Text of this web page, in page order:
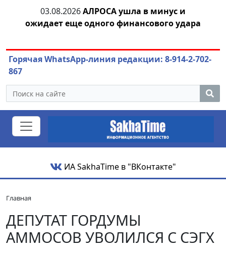
03.08.2026АЛРОСА ушла в минус и
ожидает еще одного финансового удара
Горячая WhatsApp-линия редакции: 8-914-2-702-
867
ИА SakhaTime в "ВКонтакте"
Главная
ДЕПУТАТ ГОРДУМЫ
АММОСОВ УВОЛИЛСЯ С СЭГХ